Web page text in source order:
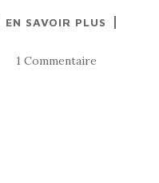
EN SAVOIR PLUS
1 Commentaire